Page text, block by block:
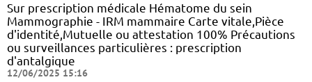
Sur prescription médicale Hématome du sein
Mammographie - IRM mammaire Carte vitale,Pièce
d'identité,Mutuelle ou attestation 100% Précautions
ou surveillances particulières : prescription
d'antalgique
12/06/2025 15:16